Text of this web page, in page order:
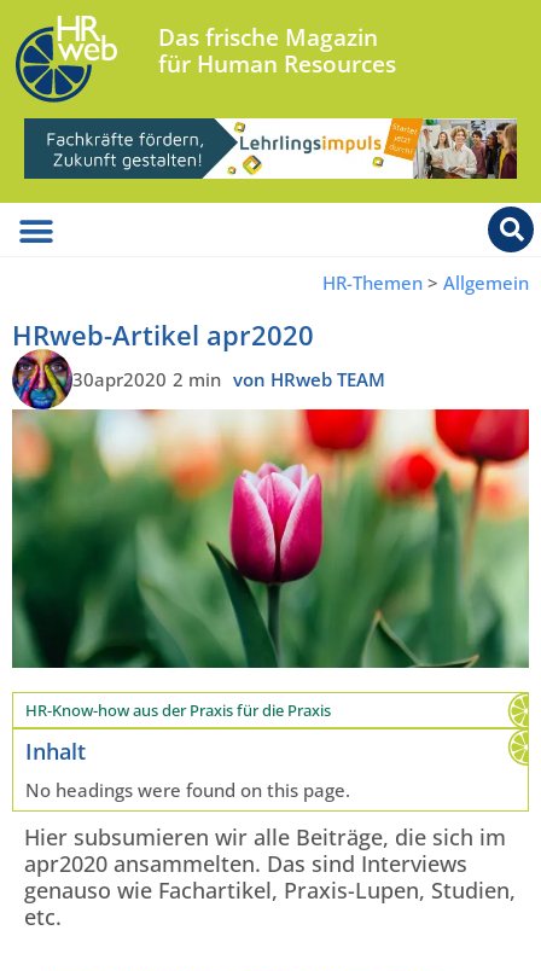
Das frische Magazin
für Human Resources
HR-Themen > Allgemein
HRweb-Artikel apr2020
30apr2020 2 min von HRweb TEAM
HR-Know-how aus der Praxis für die Praxis
Inhalt
No headings were found on this page.
Hier subsumieren wir alle Beiträge, die sich im
apr2020 ansammelten. Das sind Interviews
genauso wie Fachartikel, Praxis-Lupen, Studien,
etc.